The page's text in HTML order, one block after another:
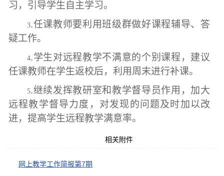
习，引导学生自主学习。
3.任课教师要利用班级群做好课程辅导、答
疑工作。
4.学生对远程教学不满意的个别课程，建议
任课教师在学生返校后，利用周末进行补课。
5.继续发挥教研室和教学督导员作用，加大
远程教学督导力度，对发现的问题及时加以改
进，提高学生远程教学满意率。
相关附件
网上教学工作简报第7期